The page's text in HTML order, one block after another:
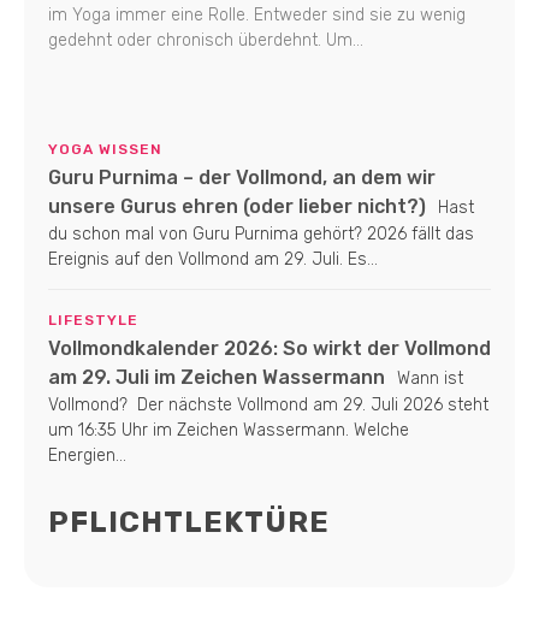
im Yoga immer eine Rolle. Entweder sind sie zu wenig
gedehnt oder chronisch überdehnt. Um...
YOGA WISSEN
Guru Purnima – der Vollmond, an dem wir
unsere Gurus ehren (oder lieber nicht?)
Hast
du schon mal von Guru Purnima gehört? 2026 fällt das
Ereignis auf den Vollmond am 29. Juli. Es...
LIFESTYLE
Vollmondkalender 2026: So wirkt der Vollmond
am 29. Juli im Zeichen Wassermann
Wann ist
Vollmond? Der nächste Vollmond am 29. Juli 2026 steht
um 16:35 Uhr im Zeichen Wassermann. Welche
Energien...
PFLICHTLEKTÜRE